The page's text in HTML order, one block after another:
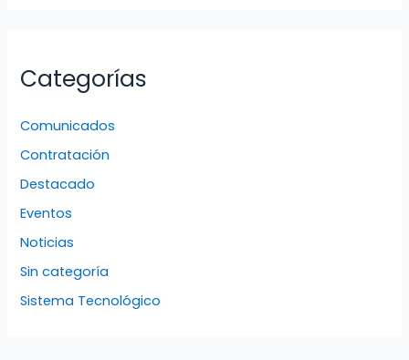
Categorías
Comunicados
Contratación
Destacado
Eventos
Noticias
Sin categoría
Sistema Tecnológico